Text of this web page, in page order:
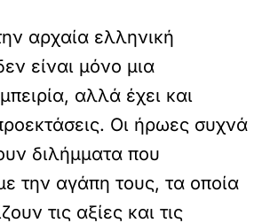
αρχαία ελληνική
είναι μόνο μια
αλλά έχει και
Οι ήρωες συχνά
διλήμματα που
την αγάπη τους, τα οποία
τις αξίες και τις